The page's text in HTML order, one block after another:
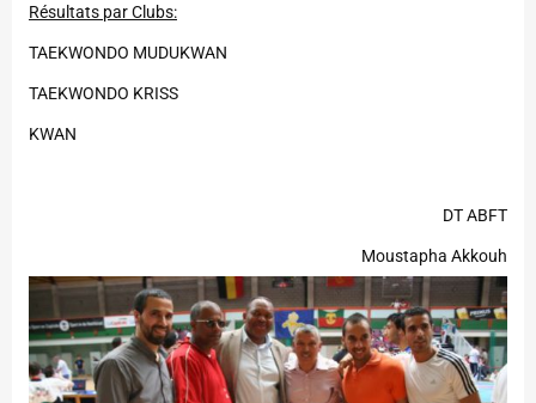
Résultats par Clubs:
TAEKWONDO MUDUKWAN
TAEKWONDO KRISS
KWAN
DT ABFT
Moustapha Akkouh